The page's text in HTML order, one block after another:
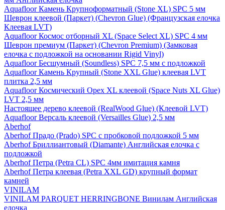
Aquafloor Камень Крупноформатный (Stone XL) SPC 5 мм
Шеврон клеевой (Паркет) (Chevron Glue) (Французская елочка
Клеевая LVT)
Aquafloor Космос отборный XL (Space Select XL) SPC 4 мм
Шеврон премиум (Паркет) (Chevron Premium) (Замковая
елочка с подложкой на основании Rigid Vinyl)
Aquafloor Бесшумный (Soundless) SPC 7,5 мм с подложкой
Aquafloor Камень Крупный (Stone XXL Glue) клеевая LVT
плитка 2,5 мм
Aquafloor Космический Орех XL клеевой (Space Nuts XL Glue)
LVT 2,5 мм
Настоящее дерево клеевой (RealWood Glue) (Клеевой LVT)
Aquafloor Версаль клеевой (Versailles Glue) 2,5 мм
Aberhof
Aberhof Прадо (Prado) SPC с пробковой подложкой 5 мм
Aberhof Бриллиантовый (Diamante) Английская елочка с
подложкой
Aberhof Петра (Petra CL) SPC 4мм имитация камня
Aberhof Петра клеевая (Petra XXL GD) крупный формат
камней
VINILAM
VINILAM PARQUET HERRINGBONE Винилам Английская
елочка